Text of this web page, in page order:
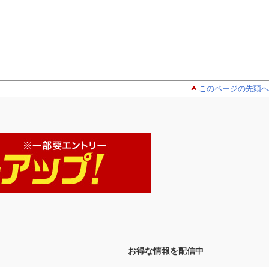
このページの先頭へ
お得な情報を配信中